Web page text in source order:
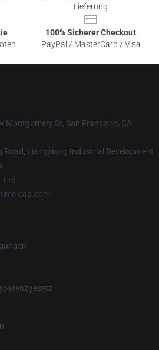
Lieferung
100% Sicherer Checkout
PayPal / MasterCard / Visa
Montgomery St, San Francisco, CA
Road, Liangxiang Industrial Development
Fri)
cap.com